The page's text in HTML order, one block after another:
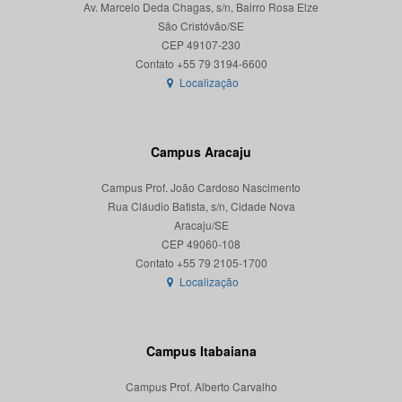
Av. Marcelo Deda Chagas, s/n, Bairro Rosa Elze
São Cristóvão/SE
CEP 49107-230
Localização
Campus Aracaju
Campus Prof. João Cardoso Nascimento
Rua Cláudio Batista, s/n, Cidade Nova
Aracaju/SE
CEP 49060-108
Localização
Campus Itabaiana
Campus Prof. Alberto Carvalho